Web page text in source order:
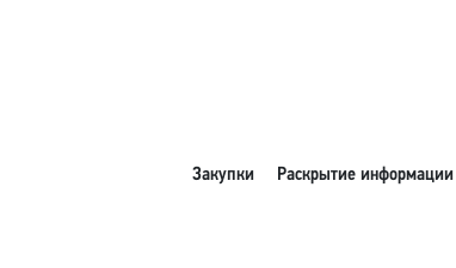
Закупки Раскрытие информации